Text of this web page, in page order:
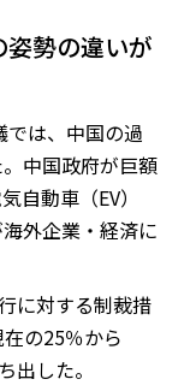
勢の違いが
では、中国の過
中国政府が巨額
自動車（EV）
外企業・経済に
に対する制裁措
の25％から
出した。